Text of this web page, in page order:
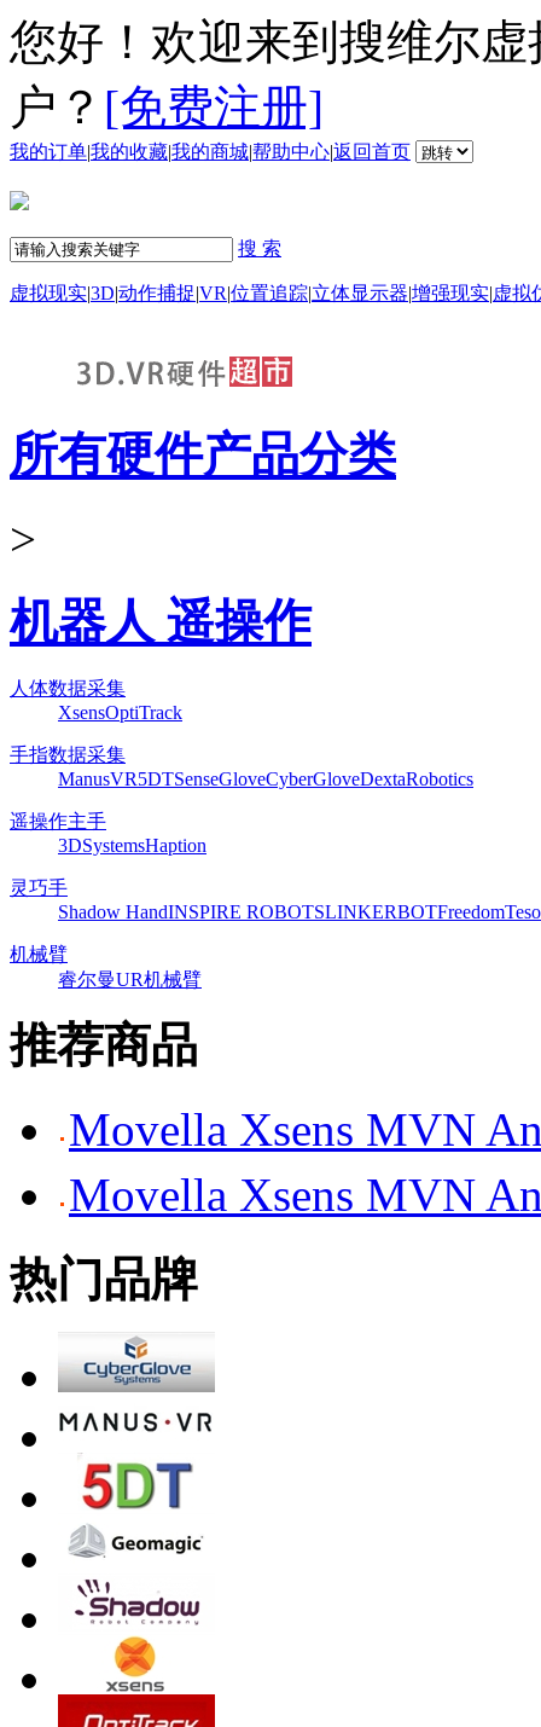
您好！欢迎来到搜维尔
户？ [免费注册]
我的订单|我的收藏|我的商城|帮助中心|返回首页
搜 索
虚拟现实|3D|动作捕捉|VR|位置追踪|立体显示器|增强现实|虚拟
所有硬件产品分类
>
机器人 遥操作
人体数据采集
XsensOptiTrack
手指数据采集
ManusVR5DTSenseGloveCyberGloveDextaRobotics
遥操作主手
3DSystemsHaption
灵巧手
Shadow HandINSPIRE ROBOTSLINKERBOTFreedom
机械臂
睿尔曼UR机械臂
推荐商品
Movella Xsens MVN
Movella Xsens MVN
热门品牌